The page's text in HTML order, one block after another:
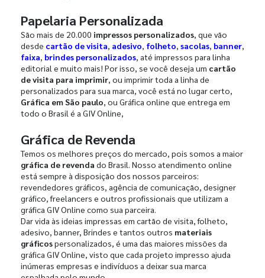
Papelaria Personalizada
São mais de 20.000 impressos personalizados, que vão
desde cartão de visita, adesivo, folheto, sacolas, banner,
faixa, brindes personalizados, até impressos para linha
editorial e muito mais! Por isso, se você deseja um cartão
de visita para imprimir, ou imprimir toda a linha de
personalizados para sua marca, você está no lugar certo,
Gráfica em São paulo, ou Gráfica online que entrega em
todo o Brasil é a GIV Online,
Gráfica de Revenda
Temos os melhores preços do mercado, pois somos a maior
gráfica de revenda do Brasil. Nosso atendimento online
está sempre à disposição dos nossos parceiros:
revendedores gráficos, agência de comunicação, designer
gráfico, freelancers e outros profissionais que utilizam a
gráfica GIV Online como sua parceira.
Dar vida às ideias impressas em cartão de visita, folheto,
adesivo, banner, Brindes e tantos outros materiais
gráficospersonalizados, é uma das maiores missões da
gráfica GIV Online, visto que cada projeto impresso ajuda
inúmeras empresas e indivíduos a deixar sua marca